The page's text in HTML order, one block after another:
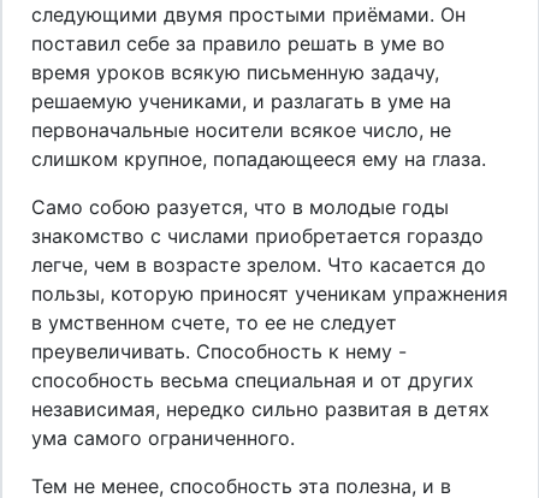
следующими двумя простыми приёмами. Он
поставил себе за правило решать в уме во
время уроков всякую письменную задачу,
решаемую учениками, и разлагать в уме на
первоначальные носители всякое число, не
слишком крупное, попадающееся ему на глаза.
Само собою разуется, что в молодые годы
знакомство с числами приобретается гораздо
легче, чем в возрасте зрелом. Что касается до
пользы, которую приносят ученикам упражнения
в умственном счете, то ее не следует
преувеличивать. Способность к нему -
способность весьма специальная и от других
независимая, нередко сильно развитая в детях
ума самого ограниченного.
Тем не менее, способность эта полезна, и в